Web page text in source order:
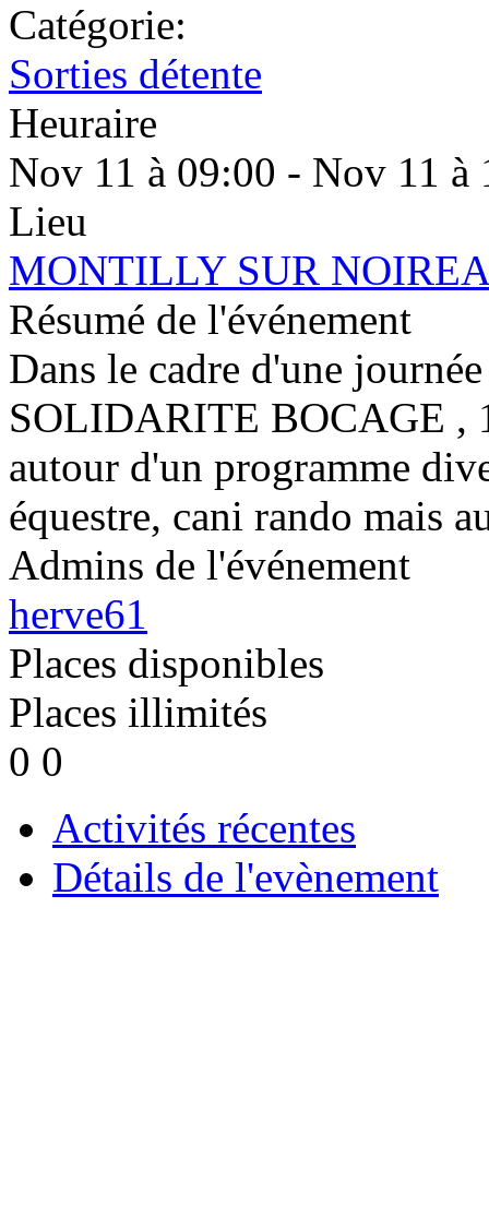
Catégorie:
Sorties détente
Heuraire
Nov 11 à 09:00 - Nov 11 à
Lieu
MONTILLY SUR
Résumé de l'événement
Dans le cadre d'une
SOLIDARITE BOCAGE ,
autour d'un programme
équestre, cani rando mais
Admins de l'événement
herve61
Places disponibles
Places illimités
0 0
Activités récentes
Détails de l'evènement